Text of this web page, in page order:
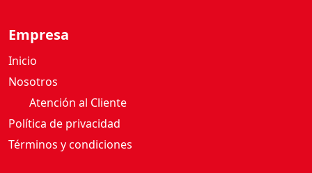
Empresa
Inicio
Nosotros
Atención al Cliente
Política de privacidad
Términos y condiciones